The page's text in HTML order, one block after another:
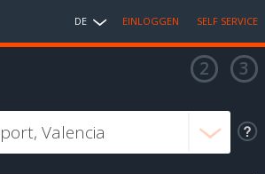
DE EINLOGGEN SELF SERVICE